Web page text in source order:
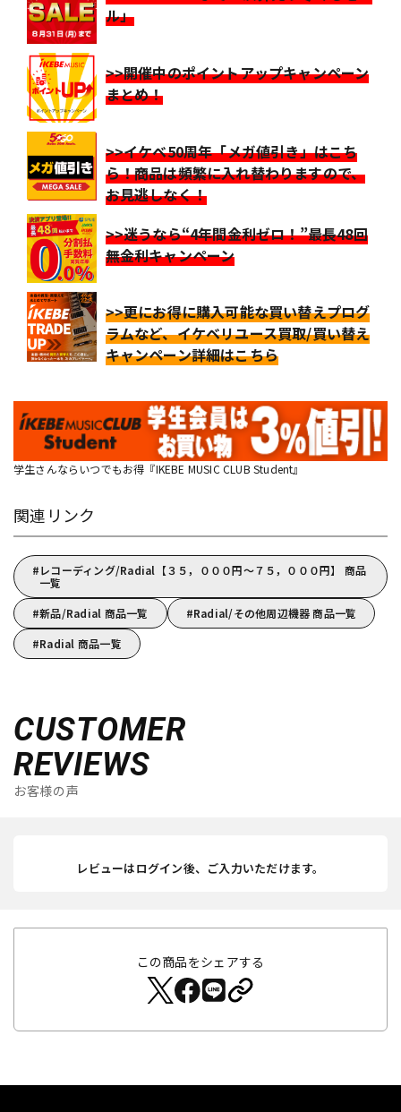
ル」
>>開催中のポイントアップキャンペーン
まとめ！
>>イケベ50周年「メガ値引き」はこち
ら！商品は頻繁に入れ替わりますので、
お見逃しなく！
>>迷うなら“4年間金利ゼロ！”最長48回
無金利キャンペーン
>>更にお得に購入可能な買い替えプログ
ラムなど、イケベリユース買取/買い替え
キャンペーン詳細はこちら
学生さんならいつでもお得『IKEBE MUSIC CLUB Student』
関連リンク
レコーディング/Radial【３５，０００円～７５，０００円】 商品
一覧
新品/Radial 商品一覧
Radial/その他周辺機器 商品一覧
Radial 商品一覧
CUSTOMER
REVIEWS
お客様の声
レビューはログイン後、ご入力いただけます。
この商品をシェアする